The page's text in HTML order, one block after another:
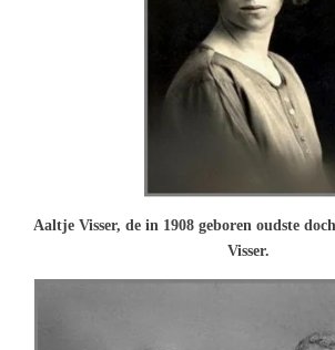
Aaltje Visser, de in 1908 geboren oudste
Visser.